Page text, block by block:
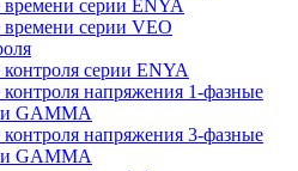
времени серии ENYA
времени серии VEO
контроля серии ENYA
контроля напряжения 1-фазные
GAMMA
контроля напряжения 3-фазные
GAMMA